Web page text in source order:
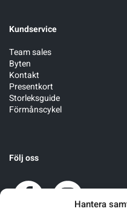
Hantera
Kundservice
Team sales
Byten
Kontakt
Presentkort
Storleksguide
Förmånscykel
Följ oss